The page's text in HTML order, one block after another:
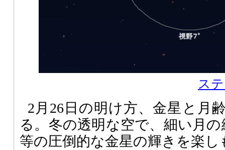
ス
2月26日の明け方、金星と月
る。冬の透明な空で、細い月
等の圧倒的な金星の輝きを楽し